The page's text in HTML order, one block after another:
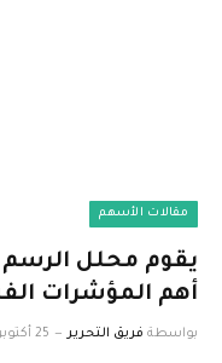
مقالات الأسهم
يقوم محلل الرسم
أهم المؤشرات
بواسطة فريق التحرير 25 أكتوبر، 2024